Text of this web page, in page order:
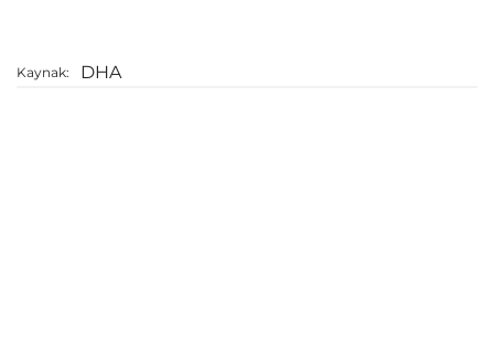
Kaynak: DHA